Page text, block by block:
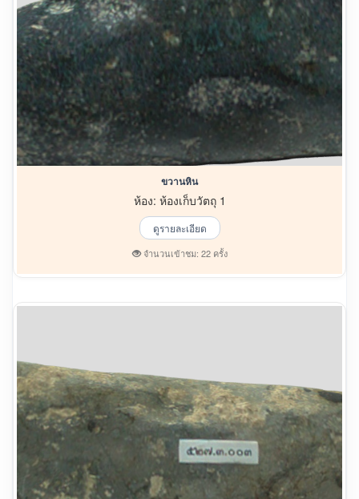
ขวานหิน
ห้อง: ห้องเก็บวัตถุ 1
ดูรายละเอียด
จำนวนเข้าชม: 22 ครั้ง